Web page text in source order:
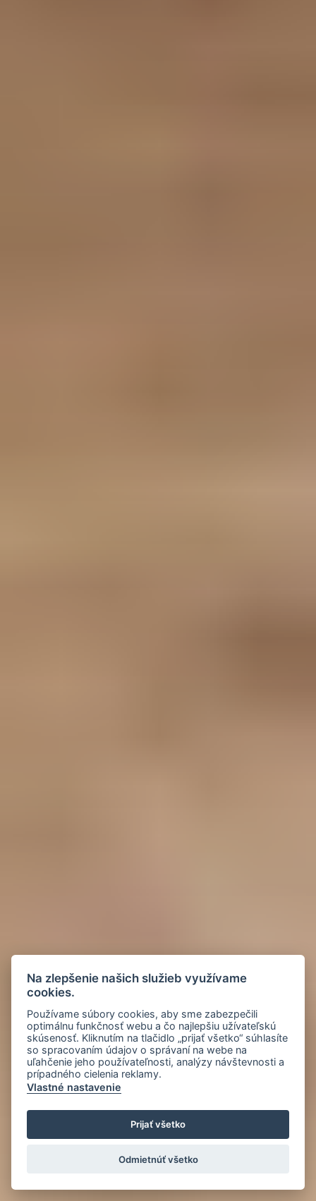
Na zlepšenie našich služieb využívame
cookies.
Používame súbory cookies, aby sme zabezpečili
optimálnu funkčnosť webu a čo najlepšiu užívateľskú
skúsenosť. Kliknutím na tlačidlo „prijať všetko“ súhlasíte
so spracovaním údajov o správaní na webe na
uľahčenie jeho používateľnosti, analýzy návštevnosti a
prípadného cielenia reklamy.
Vlastné nastavenie
Prijať všetko
Odmietnúť všetko